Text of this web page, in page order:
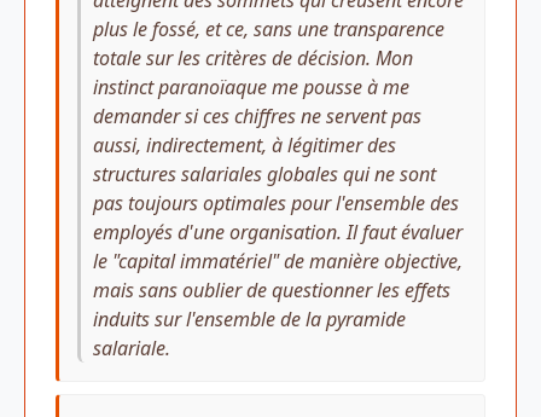
plus le fossé, et ce, sans une transparence
totale sur les critères de décision. Mon
instinct paranoïaque me pousse à me
demander si ces chiffres ne servent pas
aussi, indirectement, à légitimer des
structures salariales globales qui ne sont
pas toujours optimales pour l'ensemble des
employés d'une organisation. Il faut évaluer
le "capital immatériel" de manière objective,
mais sans oublier de questionner les effets
induits sur l'ensemble de la pyramide
salariale.